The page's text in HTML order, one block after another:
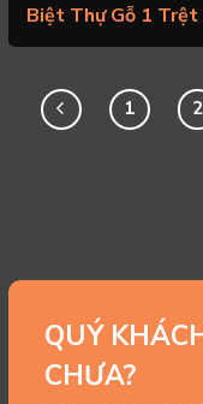
Biệt Thự Gỗ 1
1 2
QUÝ
CHƯA?